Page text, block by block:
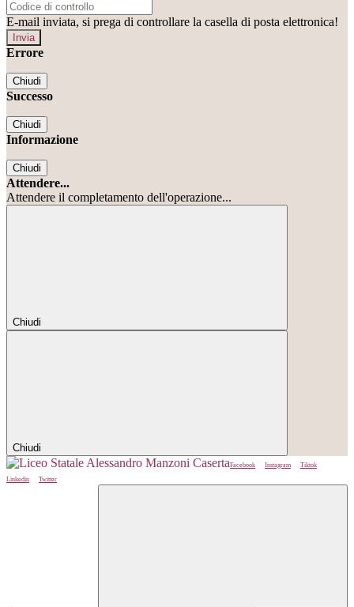
E-mail inviata, si prega di controllare la casella di posta elettronica!
Errore
Chiudi
Successo
Chiudi
Informazione
Chiudi
Attendere...
Attendere il completamento dell'operazione...
Chiudi
Chiudi
Facebook Instagram
Tiktok
Linkedin
Twitter